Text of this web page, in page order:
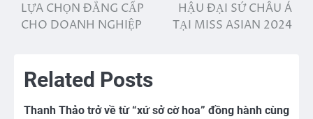
bài
LỰA CHỌN ĐẲNG CẤP
CHO DOANH NGHIỆP
HẬU ĐẠI SỨ CHÂU Á
TẠI MISS ASIAN 2024
Related Posts
Thanh Thảo trở về từ “xứ sở cờ hoa” đồng hành cùng